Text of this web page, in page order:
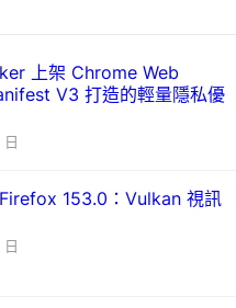
上架 Chrome Web
V3 打造的輕量隱私優
153.0：Vulkan 視訊